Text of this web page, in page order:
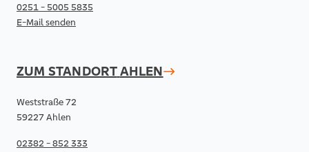
0251 - 5005 5835
E-Mail senden
ZUM STANDORTAHLEN
Weststraße 72
59227 Ahlen
02382 - 852 333